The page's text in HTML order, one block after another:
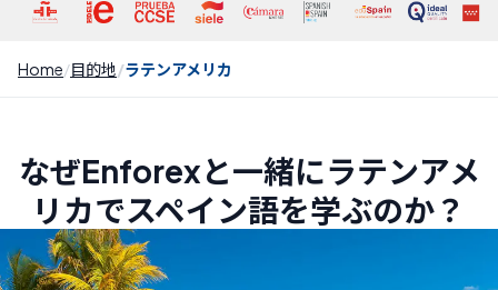
Home 目的地 ラテンアメリカ
なぜEnforexと一緒にラテンアメ
リカでスペイン語を学ぶのか？